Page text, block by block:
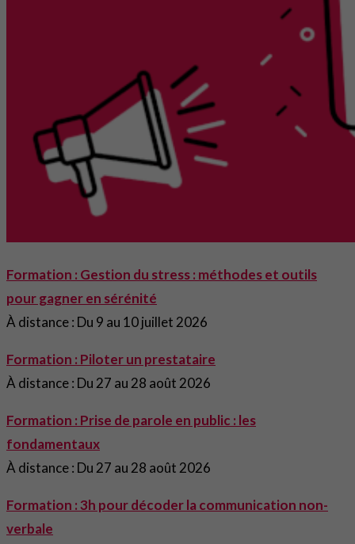
Formation : Gestion du stress : méthodes et outils
pour gagner en sérénité
À distance : Du 9 au 10 juillet 2026
Formation : Piloter un prestataire
À distance : Du 27 au 28 août 2026
Formation : Prise de parole en public : les
fondamentaux
À distance : Du 27 au 28 août 2026
Formation : 3h pour décoder la communication non-
verbale